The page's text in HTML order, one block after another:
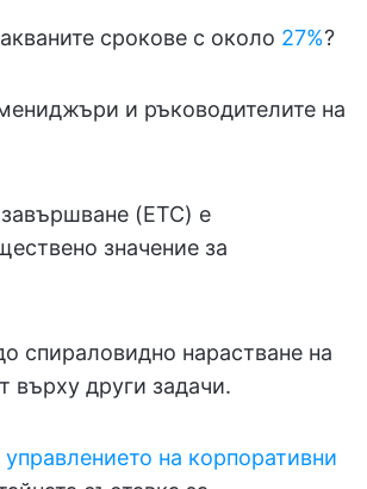
срокове с около 27%?
и ръководителите на
(ETC) е
значение за
спираловидно нарастване на
върху други задачи.
управлението на корпоративни